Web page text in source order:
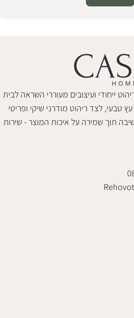
ייחודי ועיצובים מעוררי השראה לבית
עץ טבעי, לצד ריהוט מודרני שיקי ופריטי
תוך שמירה על איכות המוצר - שירות